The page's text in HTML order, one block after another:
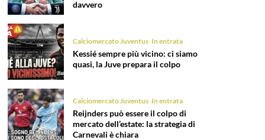
davvero
Calciomercato Juventus In entrata
Kessié sempre più vicino: ci siamo
quasi, la Juve prepara il colpo
Calciomercato Juventus In entrata
Reijnders può essere il colpo di
mercato dell’estate: la strategia di
Carnevali è chiara